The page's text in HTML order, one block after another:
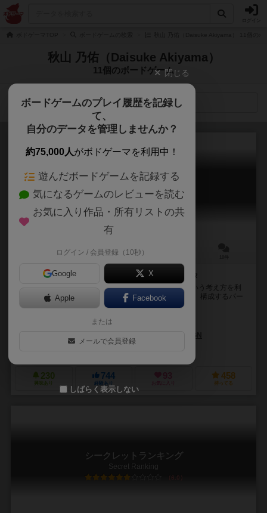
秋山 乃佑（Daisuke Akiyama）
11個のボードゲーム
検索メニュー
トポロメモリー
Topolo Memory
10分前後
脳がとろける！大人も子供も夢中になれる超理系カルタ
『トポロメモリー』では「トポロジー的に同じ形」という考え方を利
用します。 トポロジーとは、ざっくり言うと、図形を、構成するパー
ツの数と、図形の中にある穴の数で区別すると...
ミヤザキ ユウ（Yu Miyazaki）
230
興味あり
744
経験あり お気に入り
458
持ってる
シークレットランキング
Secret Ranking
6.0
閉じる
ボードゲームのプレイ履歴を記録し
て、
自分のデータを管理しませんか？
約75,000人がボドゲーマを利用中！
遊んだボードゲームを記録する
気になるゲームのレビューを読む
お気に入り作品・所有リストの共
有
ログイン / 会員登録（10秒）
Google X
Apple Facebook
または
メールで会員登録
しばらく表示しない